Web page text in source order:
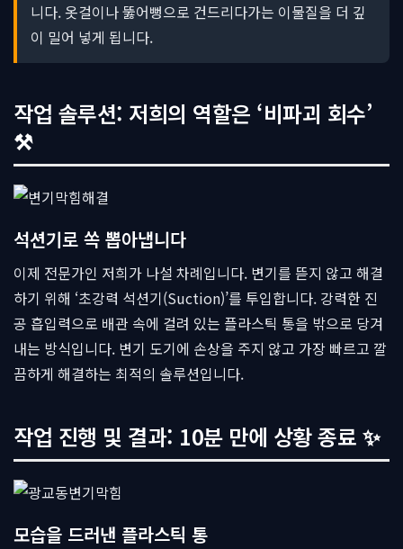
니다. 옷걸이나 뚫어뻥으로 건드리다가는 이물질을 더 깊
이 밀어 넣게 됩니다.
작업 솔루션: 저희의 역할은 ‘비파괴 회수’
⚒
석션기로 쏙 뽑아냅니다
이제 전문가인 저희가 나설 차례입니다. 변기를 뜯지 않고 해결
하기 위해 ‘초강력 석션기(Suction)’를 투입합니다. 강력한 진
공 흡입력으로 배관 속에 걸려 있는 플라스틱 통을 밖으로 당겨
내는 방식입니다. 변기 도기에 손상을 주지 않고 가장 빠르고 깔
끔하게 해결하는 최적의 솔루션입니다.
작업 진행 및 결과: 10분 만에 상황 종료 ✨
모습을 드러낸 플라스틱 통